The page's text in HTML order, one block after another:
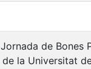
de
la Universitat